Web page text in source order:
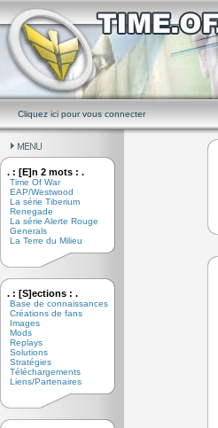
Cliquez ici pour vous connecter
. : [E]n 2 mots : .
Time Of War
EAP/Westwood
La série Tiberium
Renegade
La série Alerte Rouge
Generals
La Terre du Milieu
. : [S]ections : .
Base de connaissances
Créations de fans
Images
Mods
Replays
Solutions
Stratégies
Téléchargements
Liens/Partenaires